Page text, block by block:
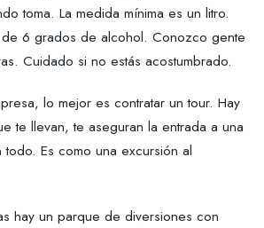
toma. La medida mínima es un litro.
6 grados de alcohol. Conozco gente
Cuidado si no estás acostumbrado.
lo mejor es contratar un tour. Hay
te llevan, te aseguran la entrada a una
Es como una excursión al
hay un parque de diversiones con